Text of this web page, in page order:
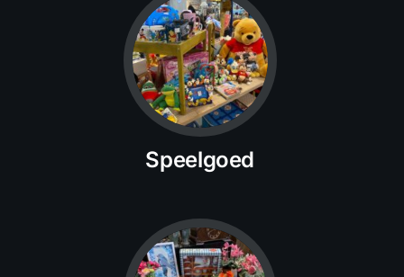
Speelgoed